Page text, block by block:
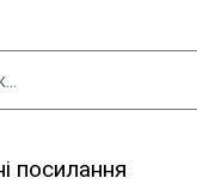
посилання